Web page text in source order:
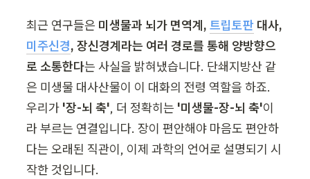
최근 연구들은 미생물과 뇌가 면역계, 트립토판
미주신경, 장신경계라는 여러 경로를 통해 양방향으
로 소통한다는 사실을 밝혀냈습니다. 단쇄지방산 같
은 미생물 대사산물이 이 대화의 전령 역할을 하죠.
우리가 '장-뇌 축', 더 정확히는 '미생물-장-뇌 축'이
라 부르는 연결입니다. 장이 편안해야 마음도 편안하
다는 오래된 직관이, 이제 과학의 언어로 설명되기 시
작한 것입니다.